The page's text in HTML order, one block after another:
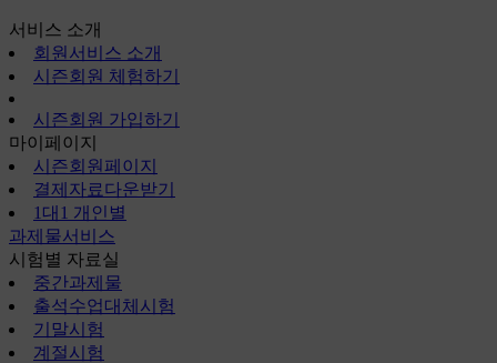
서비스 소개
회원서비스 소개
시즌회원 체험하기
시즌회원 가입하기
마이페이지
시즌회원페이지
결제자료다운받기
1대1 개인별
과제물서비스
시험별 자료실
중간과제물
출석수업대체시험
기말시험
계절시험